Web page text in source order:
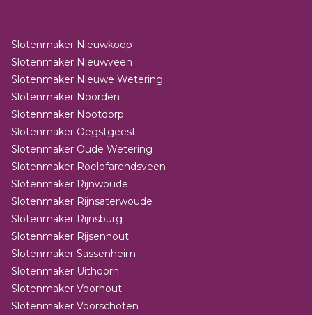
Slotenmaker Nieuwkoop
Slotenmaker Nieuwveen
Slotenmaker Nieuwe Wetering
Slotenmaker Noorden
Slotenmaker Nootdorp
Slotenmaker Oegstgeest
Slotenmaker Oude Wetering
Slotenmaker Roelofarendsveen
Slotenmaker Rijnwoude
Slotenmaker Rijnsaterwoude
Slotenmaker Rijnsburg
Slotenmaker Rijsenhout
Slotenmaker Sassenheim
Slotenmaker Uithoorn
Slotenmaker Voorhout
Slotenmaker Voorschoten